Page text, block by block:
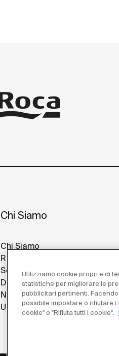
Chi Siamo
Chi Siamo
Roca Nel Mondo
Sostenibilità
Design E Innovazione
Notizie
Unisciti a Noi
Utilizziamo cookie propri e di
statistiche per migliorare le
pubblicitari pertinenti.
possibile impostare o rifiutare
cookie" o "Rifiuta tutti i cookie".